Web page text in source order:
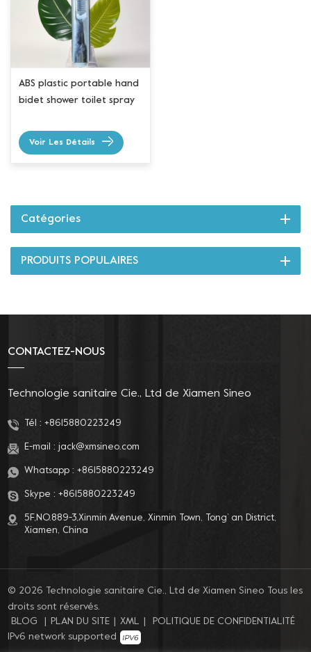
ABS plastic portable hand
bidet shower toilet spray
Voir Les Détails
Catégories
PRODUITS POPULAIRES
CONTACTEZ-NOUS
Technologie sanitaire Cie., Ltd de Xiamen Sineo
Tél : +8615880223249
E-mail : jack@xmsineo.com
Whatsapp : +8615880223249
Skype : +8615880223249
5F,NO.889-3,Xinmin Avenue, Xinmin Town, Tong’ an District,
Xiamen, China
© 2026 Technologie sanitaire Cie., Ltd de Xiamen Sineo Tous les
droits sont réservés.
BLOG
PLAN DU SITE XML
POLITIQUE DE CONFIDENTIALITÉ
IPv6 network supported